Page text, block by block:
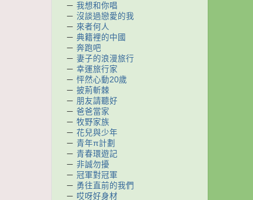
－ 我想和你唱
－ 沒談過戀愛的我
－ 來者何人
－ 典籍裡的中國
－ 奔跑吧
－ 妻子的浪漫旅行
－ 幸運旅行家
－ 怦然心動20歲
－ 披荊斬棘
－ 朋友請聽好
－ 爸爸當家
－ 牧野家族
－ 花兒與少年
－ 青年π計劃
－ 青春環遊記
－ 非誠勿擾
－ 冠軍對冠軍
－ 勇往直前的我們
－ 哎呀好身材